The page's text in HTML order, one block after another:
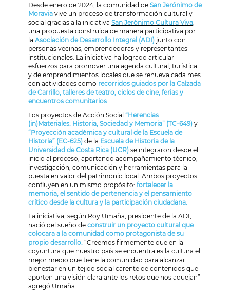
Desde enero de 2024, la comunidad de San Jerónimo de
Moravia vive un proceso de transformación cultural y
social gracias a la iniciativa San Jerónimo Cultura Viva
una propuesta construida de manera participativa por
la Asociación de Desarrollo Integral (ADI) junto con
personas vecinas, emprendedoras y representantes
institucionales. La iniciativa ha logrado articular
esfuerzos para promover una agenda cultural, turística
y de emprendimientos locales que se renueva cada mes
con actividades como recorridos guiados por la Calzada
de Carrillo, talleres de teatro, ciclos de cine, ferias y
encuentros comunitarios
Los proyectos de Acción Social “Herencias
(in)Materiales: Historia, Sociedad y Memoria” (TC-649) y
“Proyección académica y cultural de la Escuela de
Historia” (EC-625) de la Escuela de Historia de la
Universidad de Costa Rica (UCR) se integraron desde el
inicio al proceso, aportando acompañamiento técnico,
investigación, comunicación y herramientas para la
puesta en valor del patrimonio local. Ambos proyectos
confluyen en un mismo propósito: fortalecer la
memoria, el sentido de pertenencia y el pensamiento
crítico desde la cultura y la participación ciudadana.
La iniciativa, según Roy Umaña, presidente de la ADI,
nació del sueño de construir un proyecto cultural que
colocara a la comunidad como protagonista de su
propio desarrollo. “Creemos firmemente que en la
coyuntura que nuestro país se encuentra es la cultura el
mejor medio que tiene la comunidad para alcanzar
bienestar en un tejido social carente de contenidos que
aporten una visión clara ante los retos que nos aquejan”
agregó Umaña.